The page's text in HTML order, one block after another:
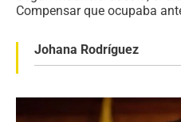
Compensar que ocupaba
Johana Rodríguez